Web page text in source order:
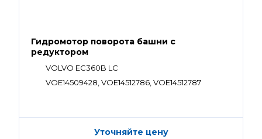
Гидромотор поворота башни с
редуктором
VOLVO EC360B LC
VOE14509428, VOE14512786, VOE14512787
Уточняйте цену